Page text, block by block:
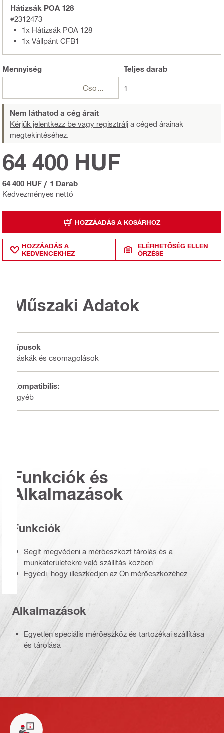
Hátizsák POA 128
#2312473
1x Hátizsák POA 128
1x Vállpánt CFB1
Mennyiség Teljesdarab
1
Nem láthatod a cég árait
Kérjük jelentkezz be vagy regisztrálj a céged árainak
megtekintéséhez.
Kedvezményes nettó
64 400 HUF
64 400 HUF / 1 Darab
HOZZÁADÁS A KOSÁRHOZ
HOZZÁADÁS A
KEDVENCEKHEZ
ELÉRHETŐSÉG ELLEN
ŐRZÉSE
Műszaki Adatok
Típusok
Táskák és csomagolások
Kompatibilis:
Egyéb
Funkciók és
Alkalmazások
Funkciók
Segít megvédeni a mérőeszközt tárolás és a
munkaterületekre való szállítás közben
Egyedi, hogy illeszkedjen az Ön mérőeszközéhez
Alkalmazások
Egyetlen speciális mérőeszköz és tartozékai szállítása
és tárolása